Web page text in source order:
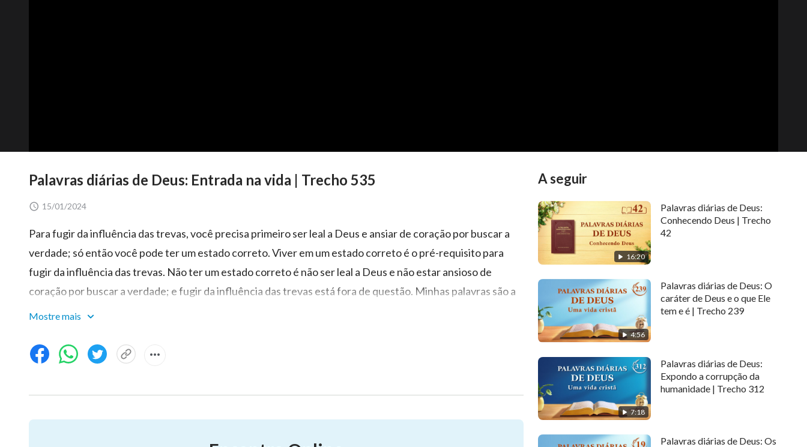
Palavras diárias de Deus: Entrada na vida | Trecho 535
15/01/2024
Para fugir da influência das trevas, você precisa primeiro ser leal a Deus e ansiar de coração por buscar a
verdade; só então você pode ter um estado correto. Viver em um estado correto é o pré-requisito para
fugir da influência das trevas. Não ter um estado correto é não ser leal a Deus e não estar ansioso de
coração por buscar a verdade; e fugir da influência das trevas está fora de questão. Minhas palavras são a
base da fuga do homem das influências tenebrosas e as pessoas que não podem praticar de acordo com as
correto é viver sob a orientação das
estado de buscar a verdade, viver na realidade de despender-se sinceramente pela causa de Deus e viver
conforme a obra prossegue mais fundo; e, no fim, certamente se tornarão pessoas que são ganhas por
Mostre mais
A seguir
16:20
Palavras diárias de Deus:
Conhecendo Deus | Trecho
42
4:56
Palavras diárias de Deus: O
caráter de Deus e o que Ele
tem e é | Trecho 239
7:18
Palavras diárias de Deus:
Expondo a corrupção da
humanidade | Trecho 312
Palavras diárias de Deus: Os